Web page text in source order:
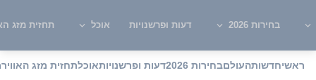
בחירות 2026 דעות ופרשנויות אוכל תחזית מזג
ראשיחדשותהעולםבחירות 2026 דעות ופרשנויותאוכלתחזית מזג האוויר